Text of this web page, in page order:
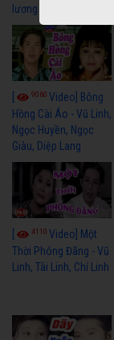
lương xã hội hay nhất
9060 Video] Bông
Hồng Cài Áo - Vũ Linh,
Ngọc Huyền, Ngọc
Giàu, Diệp Lang
4110 Video] Một
Thời Phóng Đãng - Vũ
Linh, Tài Linh, Chí Linh